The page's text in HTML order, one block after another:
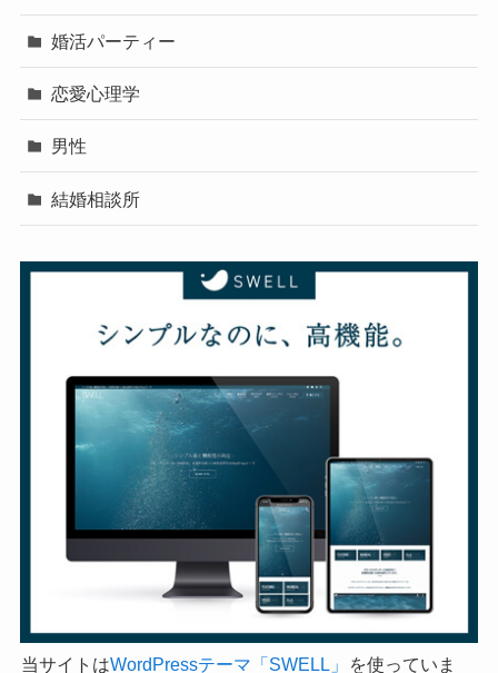
婚活パーティー
恋愛心理学
男性
結婚相談所
当サイトはWordPressテーマ「SWELL」
を使っていま